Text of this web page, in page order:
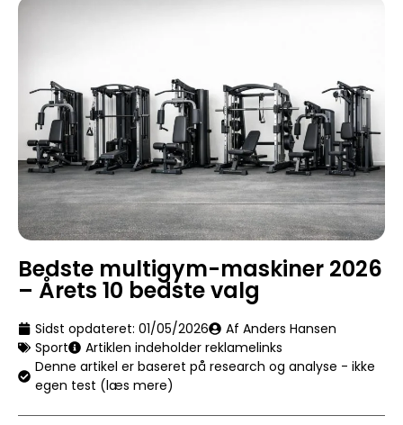
Bedste multigym-maskiner 2026
– Årets 10 bedste valg
Sidst opdateret: 01/05/2026
Af Anders Hansen
Sport
Artiklen indeholder reklamelinks
Denne artikel er baseret på research og analyse - ikke
egen test (læs mere)